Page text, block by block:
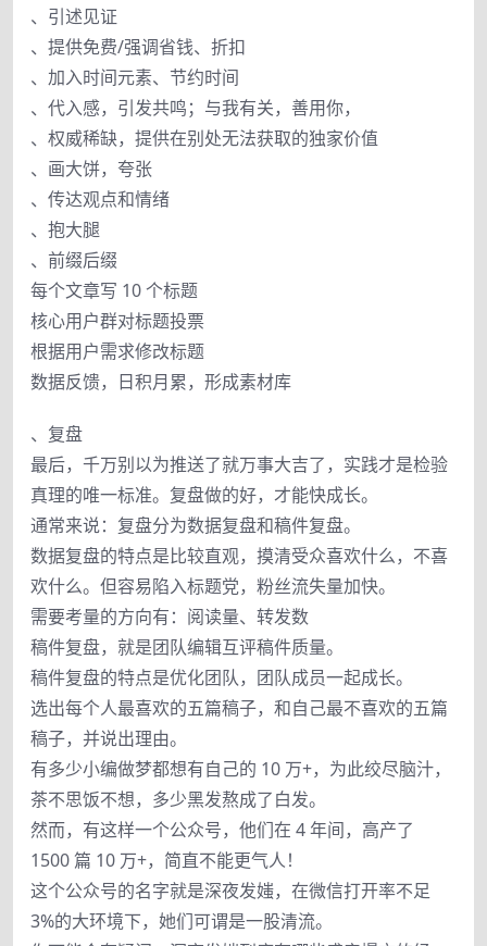
、引述见证
、提供免费/强调省钱、折扣
、加入时间元素、节约时间
、代入感，引发共鸣；与我有关，善用你，
、权威稀缺，提供在别处无法获取的独家价值
、画大饼，夸张
、传达观点和情绪
、抱大腿
、前缀后缀
每个文章写 10 个标题
核心用户群对标题投票
根据用户需求修改标题
数据反馈，日积月累，形成素材库
、复盘
最后，千万别以为推送了就万事大吉了，实践才是检验
真理的唯一标准。复盘做的好，才能快成长。
通常来说：复盘分为数据复盘和稿件复盘。
数据复盘的特点是比较直观，摸清受众喜欢什么，不喜
欢什么。但容易陷入标题党，粉丝流失量加快。
需要考量的方向有：阅读量、转发数
稿件复盘，就是团队编辑互评稿件质量。
稿件复盘的特点是优化团队，团队成员一起成长。
选出每个人最喜欢的五篇稿子，和自己最不喜欢的五篇
稿子，并说出理由。
有多少小编做梦都想有自己的 10 万+，为此绞尽脑汁，
茶不思饭不想，多少黑发熬成了白发。
然而，有这样一个公众号，他们在 4 年间，高产了
1500 篇 10 万+，简直不能更气人！
这个公众号的名字就是深夜发媸，在微信打开率不足
3%的大环境下，她们可谓是一股清流。